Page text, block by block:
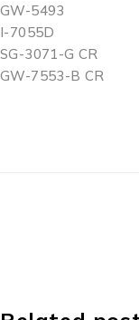
GW-5493
I-7055D
SG-3071-G CR
GW-7553-B CR